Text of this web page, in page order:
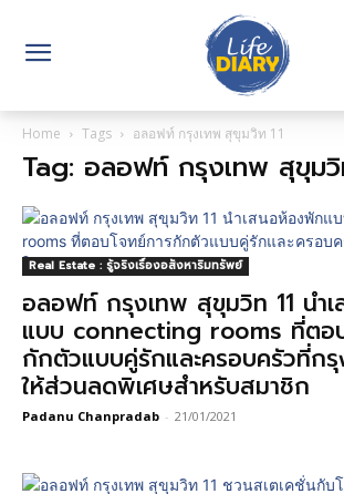
Home Tags อลอฟท์ กรุงเทพ สุขุมวิท 11
Tag: อลอฟท์ กรุงเทพ สุขุมวิ
Real Estate : รู้จริงเรื่องอสังหาริมทรัพย์
อลอฟท์ กรุงเทพ สุขุมวิท 11 นำ
แบบ connecting rooms ที่ตอ
กักตัวแบบคู่รักและครอบครัวที่ก
ให้ส่วนลดพิเศษสำหรับสมาชิก
Padanu Chanpradab - 21/01/2021